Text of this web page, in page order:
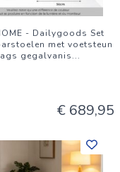
- Dailygoods Set
met voetsteun
gegalvanis...
€ 689,95